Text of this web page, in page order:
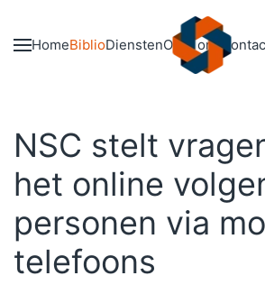
Skip to main content
HomeBiblioDienstenOver ons
NSC stelt
het online
personen via
telefoons